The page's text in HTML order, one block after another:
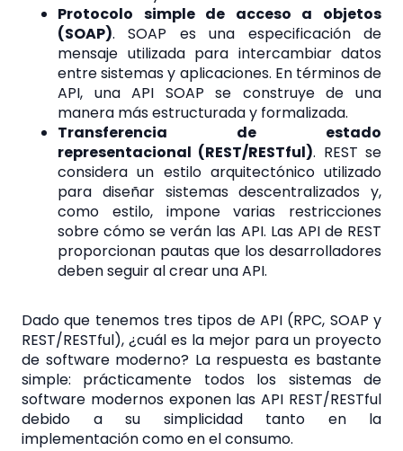
Protocolo simple de acceso a objetos
(SOAP). SOAP es una especificación de
mensaje utilizada para intercambiar datos
entre sistemas y aplicaciones. En términos de
API, una API SOAP se construye de una
manera más estructurada y formalizada.
Transferencia de estado
representacional (REST/RESTful). REST se
considera un estilo arquitectónico utilizado
para diseñar sistemas descentralizados y,
como estilo, impone varias restricciones
sobre cómo se verán las API. Las API de REST
proporcionan pautas que los desarrolladores
deben seguir al crear una API.
Dado que tenemos tres tipos de API (RPC, SOAP y
REST/RESTful), ¿cuál es la mejor para un proyecto
de software moderno? La respuesta es bastante
simple: prácticamente todos los sistemas de
software modernos exponen las API REST/RESTful
debido a su simplicidad tanto en la
implementación como en el consumo.